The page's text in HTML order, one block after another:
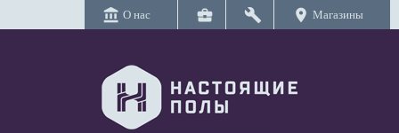
account_balance О нас business_center build location_on Магазины